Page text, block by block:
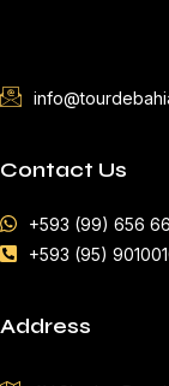
Contact Us
+593 (99) 656
+593 (95)
Address